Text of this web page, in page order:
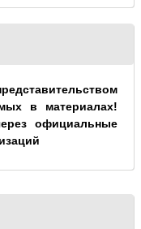
в материалах!
официальные